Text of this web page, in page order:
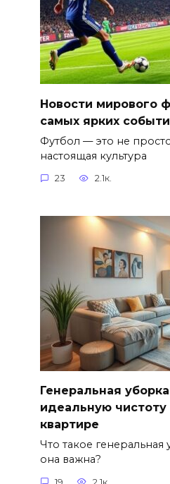
Новости мирового
самых ярких
Футбол — это не
настоящая культура
23 2.1к.
Генеральная
идеальную чистоту
квартире
Что такое
она важна?